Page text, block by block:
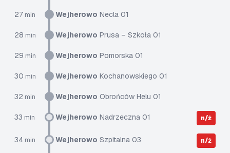
27 min Wejherowo Necla 01
28 min Wejherowo Prusa – Szkoła 01
29 min Wejherowo Pomorska 01
30 min Wejherowo Kochanowskiego 01
32 min Wejherowo Obrońców Helu 01
33 min Wejherowo Nadrzeczna 01 n/ż
34 min Wejherowo Szpitalna 03 n/ż